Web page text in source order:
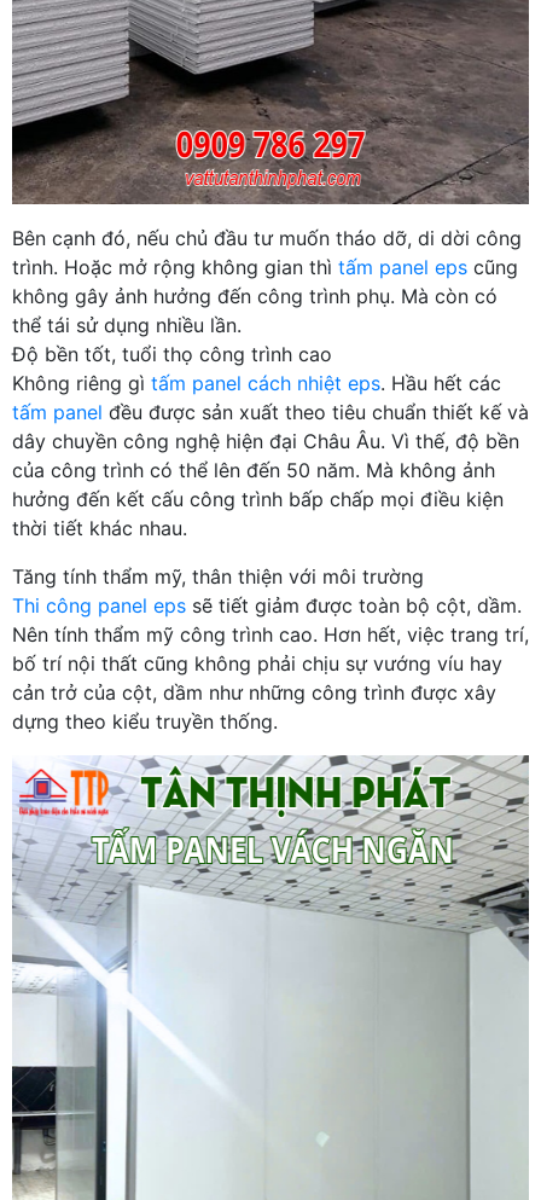
Bên cạnh đó, nếu chủ đầu tư muốn tháo dỡ, di dời công
trình. Hoặc mở rộng không gian thì tấm panel eps cũng
không gây ảnh hưởng đến công trình phụ. Mà còn có
thể tái sử dụng nhiều lần.
Độ bền tốt, tuổi thọ công trình cao
Không riêng gì tấm panel cách nhiệt eps. Hầu hết các
tấm panel đều được sản xuất theo tiêu chuẩn thiết kế và
dây chuyền công nghệ hiện đại Châu Âu. Vì thế, độ bền
của công trình có thể lên đến 50 năm. Mà không ảnh
hưởng đến kết cấu công trình bấp chấp mọi điều kiện
thời tiết khác nhau.
Tăng tính thẩm mỹ, thân thiện với môi trường
Thi công panel eps sẽ tiết giảm được toàn bộ cột, dầm.
Nên tính thẩm mỹ công trình cao. Hơn hết, việc trang trí,
bố trí nội thất cũng không phải chịu sự vướng víu hay
cản trở của cột, dầm như những công trình được xây
dựng theo kiểu truyền thống.